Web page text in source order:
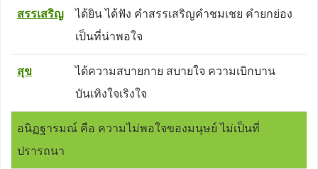
สรรเสริญ
ได้ยิน ได้ฟัง คำสรรเสริญคำชมเชย คำยกย่อง
เป็นที่น่าพอใจ
สุข
ได้ความสบายกาย สบายใจ ความเบิกบาน
บันเทิงใจเริงใจ
อนิฏฐารมณ์ คือ ความไม่พอใจของมนุษย์ ไม่เป็นที่
ปรารถนา